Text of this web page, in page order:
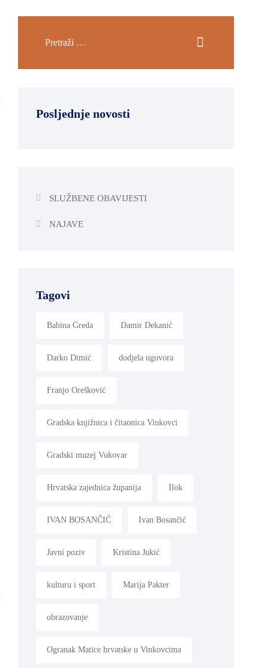
Posljednje novosti
SLUŽBENE OBAVIJESTI
NAJAVE
Tagovi
Babina Greda Damir Dekanić
Darko Dimić dodjela ugovora
Franjo Orešković
Gradska knjižnica i čitaonica Vinkovci
Gradski muzej Vukovar
Hrvatska zajednica županija Ilok
IVAN BOSANČIĆ Ivan Bosančić
Javni poziv Kristina Jukić
kulturu i sport Marija Pakter
obrazovanje
Ogranak Matice hrvatske u Vinkovcima